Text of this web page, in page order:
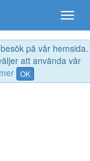
på vår hemsida.
att använda vår
OK